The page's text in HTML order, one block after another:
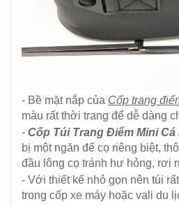
- Bề mặt nắp của Cốp trang
màu rất thời trang để dễ dàng
- Cốp Túi Trang Điểm Mini Cá
bị một ngăn để cọ riêng biệt,
đầu lông cọ tránh hư hỏng, rơi
- Với thiết kế nhỏ gọn nên túi
trong cốp xe máy hoặc vali du